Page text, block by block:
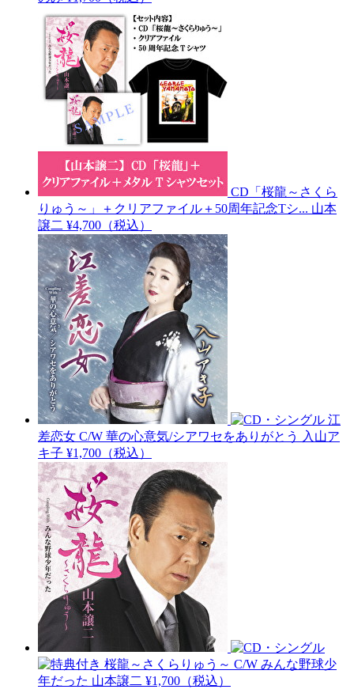
CD「桜龍～さくら
りゅう～」＋クリアファイル＋50周年記念Tシ... 山本
譲二 ¥4,700（税込）
江
差恋女 C/W 華の心意気/シアワセをありがとう
入山ア
キ子 ¥1,700（税込）
桜龍～さくらりゅう～ C/W みんな野球少
年だった 山本譲二 ¥1,700（税込）